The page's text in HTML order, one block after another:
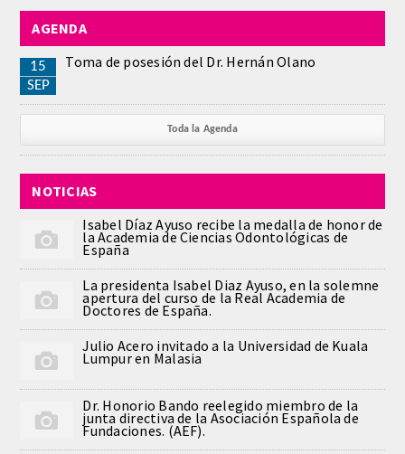
ACADEMICOS
CIENCIAS BASICAS MEDICAS
AFINES A LA ODONTOLOGIA
HUMANIDADES Y CIENCIAS
MEDICO-JURIDICAS
PREVENCION,PROMOCION DE LA
SALUD Y GESTION NUEVAS
TECNOLOGIAS SANITARIAS
ESTOMATOLOGIA MEDICO-
QUIRURGICA
AGENDA
15
SEP
Toma de posesión del Dr. Hernán Olano
Toda la Agenda
NOTICIAS
Isabel Díaz Ayuso recibe la medalla de honor de
la Academia de Ciencias Odontológicas de
España
La presidenta Isabel Diaz Ayuso, en la solemne
apertura del curso de la Real Academia de
Doctores de España.
Julio Acero invitado a la Universidad de Kuala
Lumpur en Malasia
Dr. Honorio Bando reelegido miembro de la
junta directiva de la Asociación Española de
Fundaciones. (AEF).